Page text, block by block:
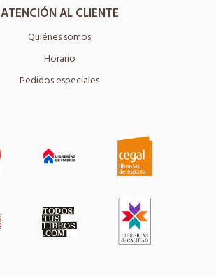
ATENCIÓN AL CLIENTE
Quiénes somos
Horario
Pedidos especiales